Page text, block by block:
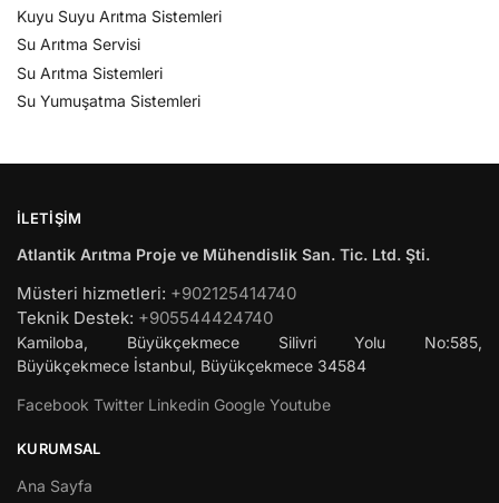
Kuyu Suyu Arıtma Sistemleri
Su Arıtma Servisi
Su Arıtma Sistemleri
Su Yumuşatma Sistemleri
İLETIŞIM
Atlantik Arıtma Proje ve Mühendislik San. Tic. Ltd. Şti.
Müsteri hizmetleri: +902125414740
Teknik Destek: +905544424740
Kamiloba, Büyükçekmece Silivri Yolu No:585,
Büyükçekmece İstanbul, Büyükçekmece 34584
Facebook Twitter Linkedin Google Youtube
KURUMSAL
Ana Sayfa